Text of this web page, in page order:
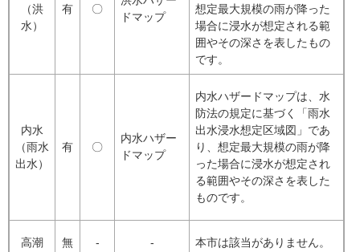
（洪
水）
有 〇
ドマップ
想定最大規模の雨が降った
場合に浸水が想定される範
囲やその深さを表したもの
です。
内水
（雨水
出水）
有 〇
内水ハザー
ドマップ
内水ハザードマップは、水
防法の規定に基づく「雨水
出水浸水想定区域図」であ
り、想定最大規模の雨が降
った場合に浸水が想定され
る範囲やその深さを表した
ものです。
高潮 無 - - 本市は該当がありません。